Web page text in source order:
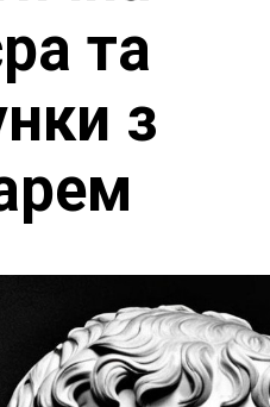
та
з